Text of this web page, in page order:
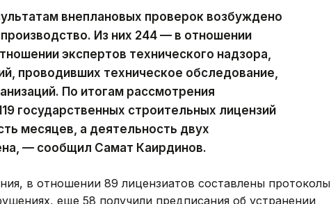
внеплановых проверок возбуждено
Из них 244 — в отношении
экспертов технического надзора,
проводивших техническое обследование,
По итогам рассмотрения
государственных строительных лицензий
месяцев, а деятельность двух
— сообщил Самат Каирдинов.
в отношении 89 лицензиатов составлены протоколы
еще 58 получили предписания об устранении